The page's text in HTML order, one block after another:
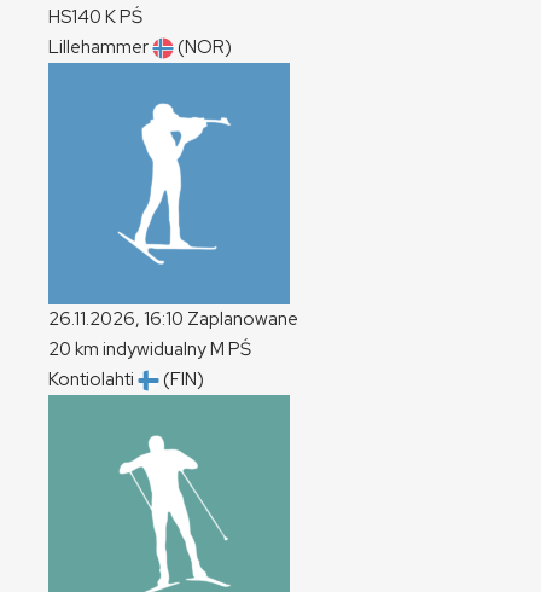
HS140 KPŚ
Lillehammer
(NOR)
26.11.2026, 16:10 Zaplanowane
20 km indywidualnyM PŚ
Kontiolahti
(FIN)